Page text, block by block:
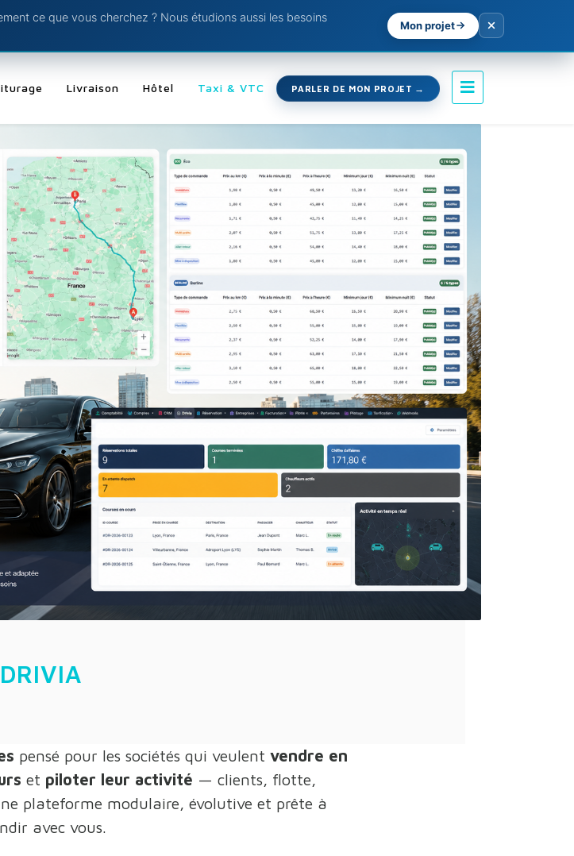
ce que vous cherchez ? Nous étudions aussi les besoins
Mon projet
Livraison Hôtel Taxi & VTC PARLER DE MON PROJET
DRIVIA
pensé pour les sociétés qui veulent vendre en
et piloter leur activité — clients, flotte,
plateforme modulaire, évolutive et prête à
avec vous.